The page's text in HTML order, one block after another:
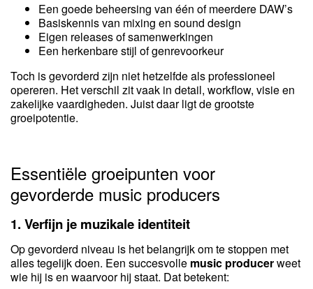
Een goede beheersing van één of meerdere DAW’s
Basiskennis van mixing en sound design
Eigen releases of samenwerkingen
Een herkenbare stijl of genrevoorkeur
Toch is gevorderd zijn niet hetzelfde als professioneel
opereren. Het verschil zit vaak in detail, workflow, visie en
zakelijke vaardigheden. Juist daar ligt de grootste
groeipotentie.
Essentiële groeipunten voor
gevorderde music producers
1. Verfijn je muzikale identiteit
Op gevorderd niveau is het belangrijk om te stoppen met
alles tegelijk doen. Een succesvolle music producerweet
wie hij is en waarvoor hij staat. Dat betekent: